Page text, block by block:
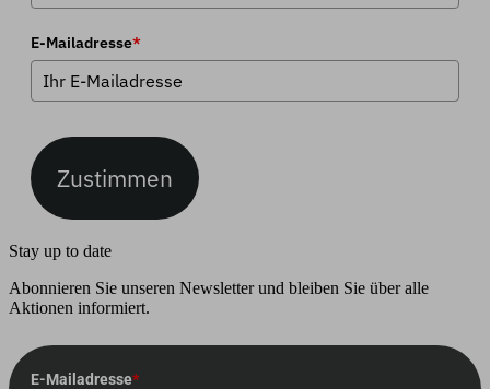
E-Mailadresse*
Zustimmen
Stay up to date
Abonnieren Sie unseren Newsletter und bleiben Sie über alle
Aktionen informiert.
E-Mailadresse*